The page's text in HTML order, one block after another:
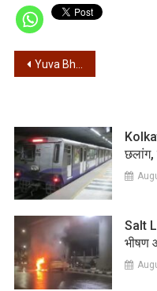
Post
Yuva Bharati – युवा भारती घटना – राजीव कुमार समेत 3 अधिकारियों ने डेडलाइन के अंदर दिया जवाब
छलांग,
Salt
भीषण